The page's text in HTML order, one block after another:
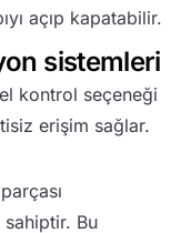
açıp kapatabilir.
sistemleri
kontrol seçeneği
erişim sağlar.
Bu